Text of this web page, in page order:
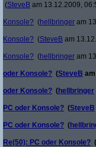
(SteveB am 13.12.2009,
Konsole? (hellbringer am
Konsole? (SteveB am
Konsole? (hellbringer am
oder Konsole? (SteveB
oder Konsole? (hellbringer
PC oder Konsole? (SteveB
PC oder Konsole? (
Re(50): PC oder Konsole? (